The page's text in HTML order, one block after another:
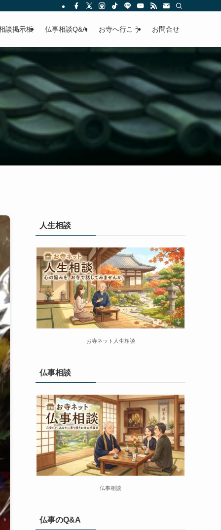
談掲示板 仏事相談Q&A お寺へ行こう お問合せ
人生相談
お寺ネット人生相談
仏事相談
仏事相談
仏事のQ&A